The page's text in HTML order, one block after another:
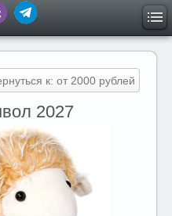
к: от 2000 рублей
2027